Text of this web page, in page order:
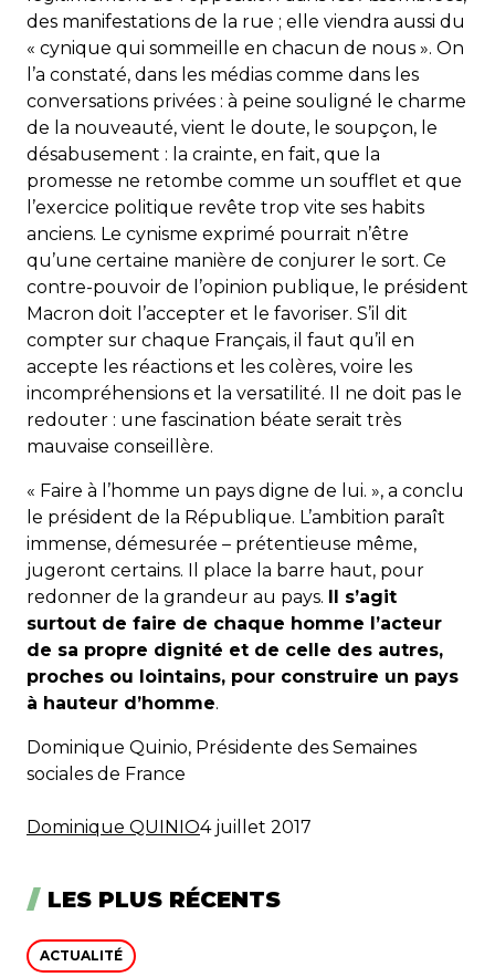
des manifestations de la rue ; elle viendra aussi du
« cynique qui sommeille en chacun de nous ». On
l’a constaté, dans les médias comme dans les
conversations privées : à peine souligné le charme
de la nouveauté, vient le doute, le soupçon, le
désabusement : la crainte, en fait, que la
promesse ne retombe comme un soufflet et que
l’exercice politique revête trop vite ses habits
anciens. Le cynisme exprimé pourrait n’être
qu’une certaine manière de conjurer le sort. Ce
contre-pouvoir de l’opinion publique, le président
Macron doit l’accepter et le favoriser. S’il dit
compter sur chaque Français, il faut qu’il en
accepte les réactions et les colères, voire les
incompréhensions et la versatilité. Il ne doit pas le
redouter : une fascination béate serait très
mauvaise conseillère.
« Faire à l’homme un pays digne de lui. », a conclu
le président de la République. L’ambition paraît
immense, démesurée – prétentieuse même,
jugeront certains. Il place la barre haut, pour
redonner de la grandeur au pays. Il s’agit
surtout de faire de chaque homme l’acteur
de sa propre dignité et de celle des autres,
proches ou lointains, pour construire un pays
à hauteur d’homme.
Dominique Quinio, Présidente des Semaines
sociales de France
Dominique QUINIO4 juillet 2017
LES PLUS RÉCENTS
ACTUALITÉ